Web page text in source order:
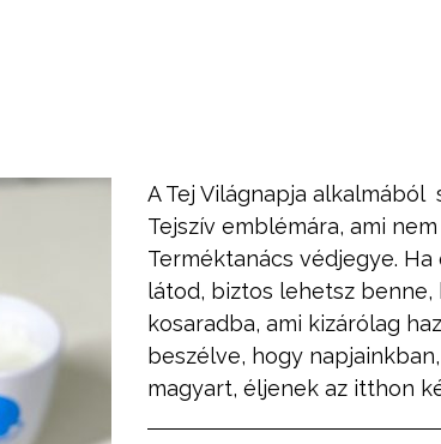
A Tej Világnapja
Tejszív emblémára, ami
Terméktanács védjegye.
látod, biztos lehetsz
kosaradba, ami kizárólag
beszélve, hogy
magyart, éljenek az itthon